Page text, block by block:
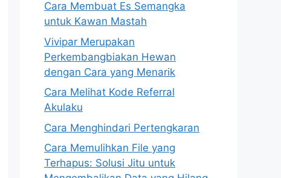
Cara Membuat Es Semangka
untuk Kawan Mastah
Vivipar Merupakan
Perkembangbiakan Hewan
dengan Cara yang Menarik
Cara Melihat Kode Referral
Akulaku
Cara Menghindari Pertengkaran
Cara Memulihkan File yang
Terhapus: Solusi Jitu untuk